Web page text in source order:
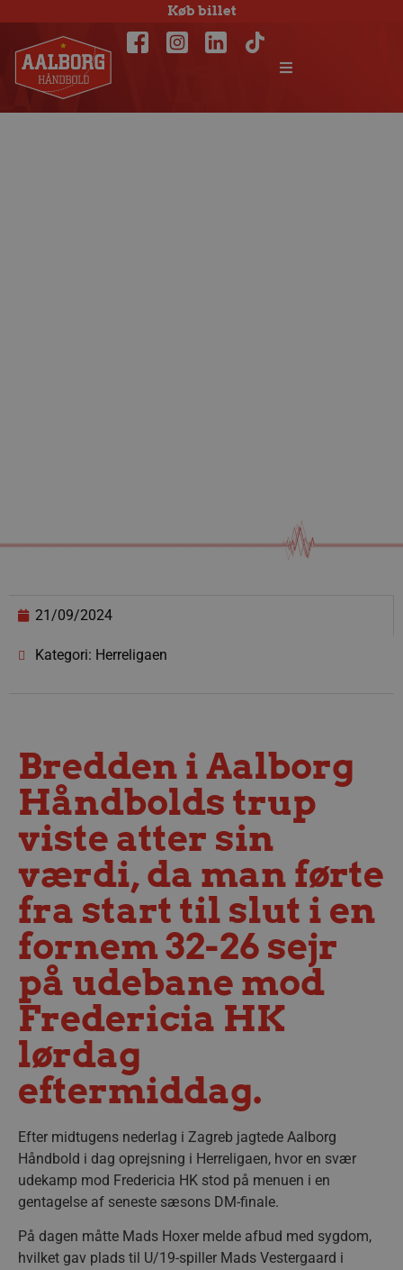
Køb billet
21/09/2024
Kategori: Herreligaen
Bredden i Aalborg
Håndbolds trup
viste atter sin
værdi, da man førte
fra start til slut i en
fornem 32-26 sejr
på udebane mod
Fredericia HK
lørdag
eftermiddag.
Efter midtugens nederlag i Zagreb jagtede Aalborg
Håndbold i dag oprejsning i Herreligaen, hvor en svær
udekamp mod Fredericia HK stod på menuen i en
gentagelse af seneste sæsons DM-finale.
På dagen måtte Mads Hoxer melde afbud med sygdom,
hvilket gav plads til U/19-spiller Mads Vestergaard i